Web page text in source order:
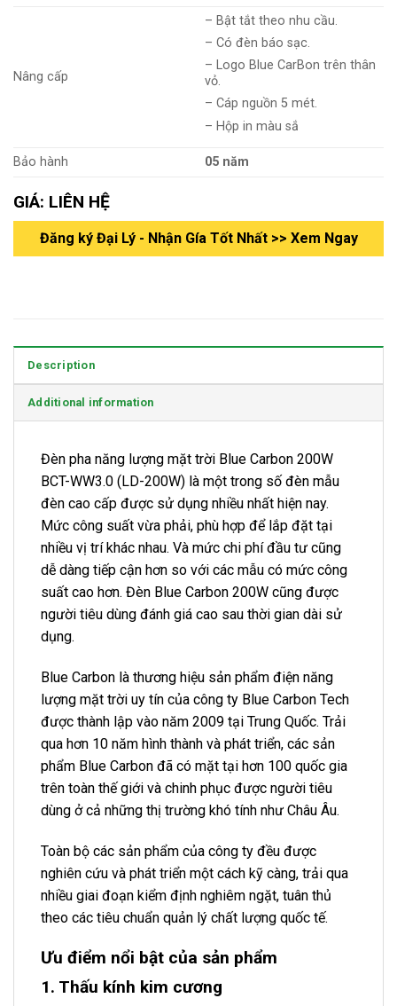
Nâng cấp
– Bật tắt theo nhu cầu.
– Có đèn báo sạc.
– Logo Blue CarBon trên thân
vỏ.
– Cáp nguồn 5 mét.
– Hộp in màu sắ
Bảo hành 05 năm
GIÁ: LIÊN HỆ
Đăng ký Đại Lý - Nhận Gía Tốt Nhất >> Xem Ngay
Description
Additional information
Đèn pha năng lượng mặt trời Blue Carbon 200W
BCT-WW3.0 (LD-200W) là một trong số đèn mẫu
đèn cao cấp được sử dụng nhiều nhất hiện nay.
Mức công suất vừa phải, phù hợp để lắp đặt tại
nhiều vị trí khác nhau. Và mức chi phí đầu tư cũng
dễ dàng tiếp cận hơn so với các mẫu có mức công
suất cao hơn. Đèn Blue Carbon 200W cũng được
người tiêu dùng đánh giá cao sau thời gian dài sử
dụng.
Blue Carbon là thương hiệu sản phẩm điện năng
lượng mặt trời uy tín của công ty Blue Carbon Tech
được thành lập vào năm 2009 tại Trung Quốc. Trải
qua hơn 10 năm hình thành và phát triển, các sản
phẩm Blue Carbon đã có mặt tại hơn 100 quốc gia
trên toàn thế giới và chinh phục được người tiêu
dùng ở cả những thị trường khó tính như Châu Âu.
Toàn bộ các sản phẩm của công ty đều được
nghiên cứu và phát triển một cách kỹ càng, trải qua
nhiều giai đoạn kiểm định nghiêm ngặt, tuân thủ
theo các tiêu chuẩn quản lý chất lượng quốc tế.
Ưu điểm nổi bật của sản phẩm
1. Thấu kính kim cương